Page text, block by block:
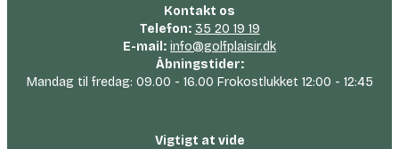
Kontakt os
Telefon: 35 20 19 19
E-mail: info@golfplaisir.dk
Åbningstider:
Mandag til fredag: 09.00 - 16.00 Frokostlukket 12:00 - 12:45
Vigtigt at vide